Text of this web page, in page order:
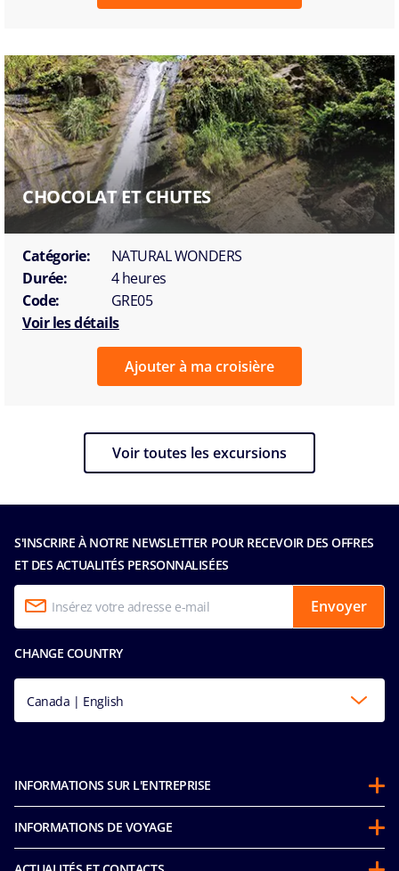
CHOCOLAT ET CHUTES
Catégorie:
NATURAL WONDERS
Durée:
4 heures
Code:
GRE05
Voir les détails
Ajouter à ma croisière
Voir toutes les excursions
S'INSCRIRE À NOTRE NEWSLETTER POUR RECEVOIR DES OFFRES
ET DES ACTUALITÉS PERSONNALISÉES
Envoyer
CHANGE COUNTRY
Canada | English
INFORMATIONS SUR L'ENTREPRISE
INFORMATIONS DE VOYAGE
Avant votre croisière